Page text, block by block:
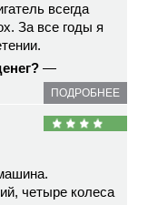
всегда
За все годы я
—
ПОДРОБНЕЕ
четыре колеса